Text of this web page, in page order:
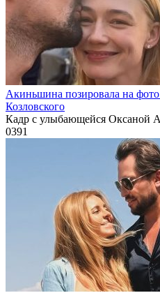
Акиньшина позировала на
Козловского
Кадр с улыбающейся Оксаной
0391